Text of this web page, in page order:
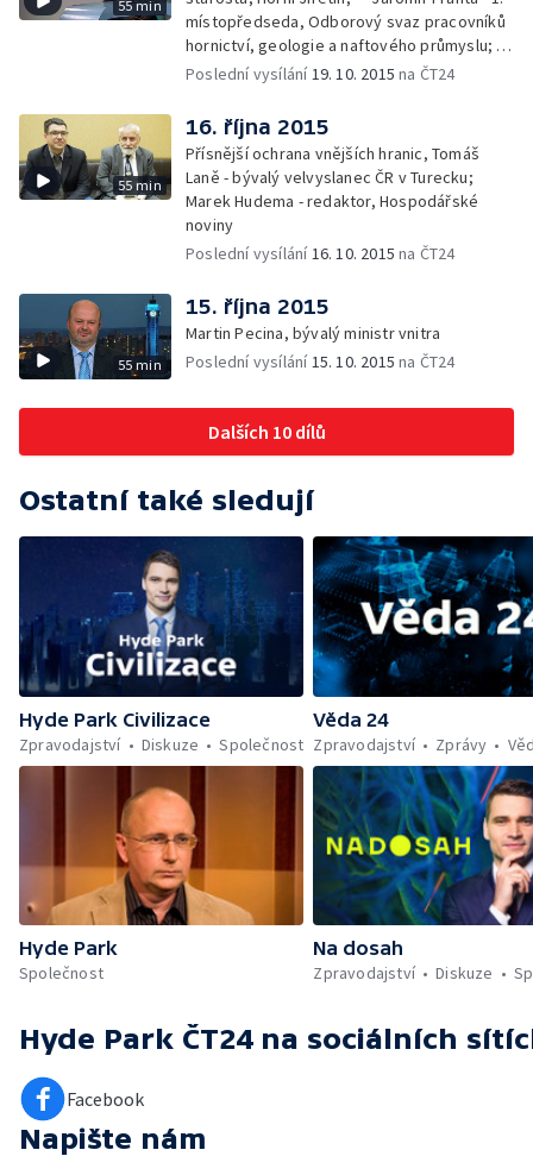
55 min
místopředseda, Odborový svaz pracovníků
hornictví, geologie a naftového průmyslu; —
Gabriela Sáričková Benešová - mluvčí
Poslední vysílání19. 10. 2015 na ČT24
55 min
16. října 2015
Přísnější ochrana vnějších hranic, Tomáš
Laně - bývalý velvyslanec ČR v Turecku;
Marek Hudema - redaktor, Hospodářské
noviny
Poslední vysílání16. 10. 2015 na ČT24
55 min
15. října 2015
Martin Pecina, bývalý ministr vnitra
Poslední vysílání15. 10. 2015 na ČT24
Dalších 10 dílů
Ostatní také sledují
Hyde Park Civilizace
Zpravodajství
Diskuze Společnost
Věda 24
Zpravodajství
Zprávy
Hyde Park
Společnost
Na dosah
Zpravodajství
Diskuze
Hyde Park ČT24 na sociálních
Facebook
Napište nám